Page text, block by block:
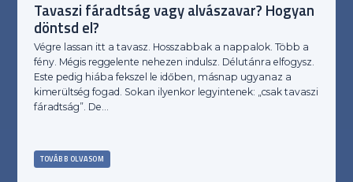
Tavaszi fáradtság vagy alvászavar? Hogyan
döntsd el?
Végre lassan itt a tavasz. Hosszabbak a nappalok. Több a
fény. Mégis reggelente nehezen indulsz. Délutánra elfogysz.
Este pedig hiába fekszel le időben, másnap ugyanaz a
kimerültség fogad. Sokan ilyenkor legyintenek: „csak tavaszi
fáradtság”. De…
TOVÁBB OLVASOM